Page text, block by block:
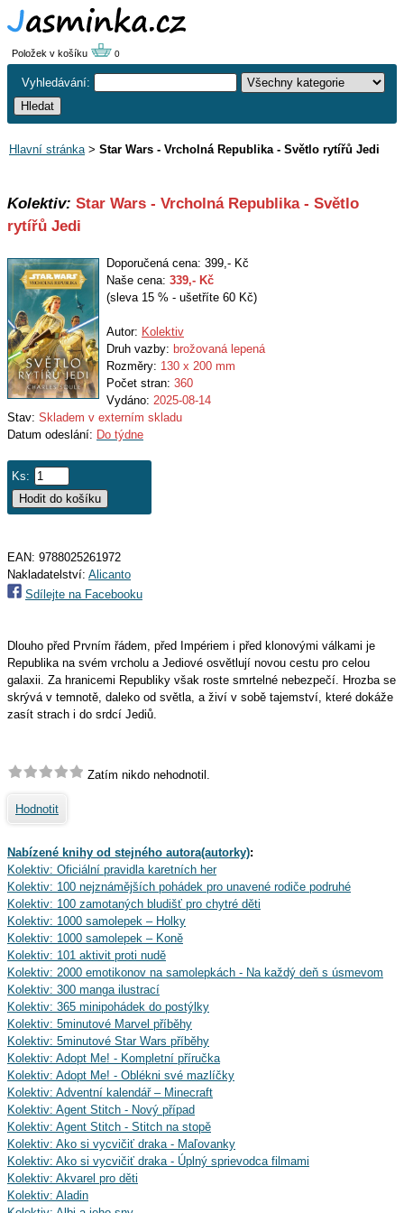
Položek v košíku 0
Vyhledávání:
Hlavní stránka> Star Wars - Vrcholná Republika - Světlo rytířů Jedi
Kolektiv: Star Wars - Vrcholná Republika - Světlo
rytířů Jedi
Doporučená cena: 399,- Kč
Naše cena: 339,- Kč
(sleva 15 % - ušetříte 60 Kč)
Autor: Kolektiv
Druh vazby: brožovaná lepená
Rozměry: 130 x 200 mm
Počet stran: 360
Vydáno: 2025-08-14
Stav: Skladem v externím skladu
Datum odeslání: Do týdne
Ks:
EAN: 9788025261972
Nakladatelství: Alicanto
Sdílejte na Facebooku
Dlouho před Prvním řádem, před Impériem i před klonovými válkami je
Republika na svém vrcholu a Jediové osvětlují novou cestu pro celou
galaxii. Za hranicemi Republiky však roste smrtelné nebezpečí. Hrozba se
skrývá v temnotě, daleko od světla, a živí v sobě tajemství, které dokáže
zasít strach i do srdcí Jediů.
Zatím nikdo nehodnotil.
Hodnotit
Nabízené knihy od stejného autora(autorky):
Kolektiv: Oficiální pravidla karetních her
Kolektiv: 100 nejznámějších pohádek pro unavené rodiče podruhé
Kolektiv: 100 zamotaných bludišť pro chytré děti
Kolektiv: 1000 samolepek – Holky
Kolektiv: 1000 samolepek – Koně
Kolektiv: 101 aktivit proti nudě
Kolektiv: 2000 emotikonov na samolepkách - Na každý deň s úsmevom
Kolektiv: 300 manga ilustrací
Kolektiv: 365 minipohádek do postýlky
Kolektiv: 5minutové Marvel příběhy
Kolektiv: 5minutové Star Wars příběhy
Kolektiv: Adopt Me! - Kompletní příručka
Kolektiv: Adopt Me! - Oblékni své mazlíčky
Kolektiv: Adventní kalendář – Minecraft
Kolektiv: Agent Stitch - Nový případ
Kolektiv: Agent Stitch - Stitch na stopě
Kolektiv: Ako si vycvičiť draka - Maľovanky
Kolektiv: Ako si vycvičiť draka - Úplný sprievodca filmami
Kolektiv: Akvarel pro děti
Kolektiv: Aladin